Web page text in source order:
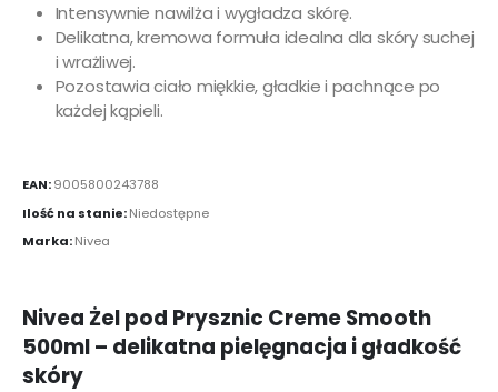
Intensywnie nawilża i wygładza skórę.
Delikatna, kremowa formuła idealna dla skóry suchej
i wrażliwej.
Pozostawia ciało miękkie, gładkie i pachnące po
każdej kąpieli.
EAN:9005800243788
Ilość na stanie:Niedostępne
Marka:Nivea
Nivea Żel pod Prysznic Creme Smooth
500ml – delikatna pielęgnacja i gładkość
skóry